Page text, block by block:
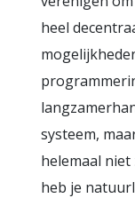
heel
systeem,
helemaal niet
heb je